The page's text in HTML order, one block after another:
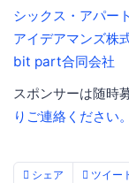
シックス・アパー
アイデアマンズ株
bit part合同会社
スポンサーは随時
りご連絡ください。
シェア ツイー